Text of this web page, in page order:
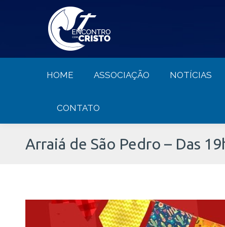
HOME ASSOCIAÇÃO NOTÍCIAS
CONTATO
Arraiá de São Pedro – Das
HOME